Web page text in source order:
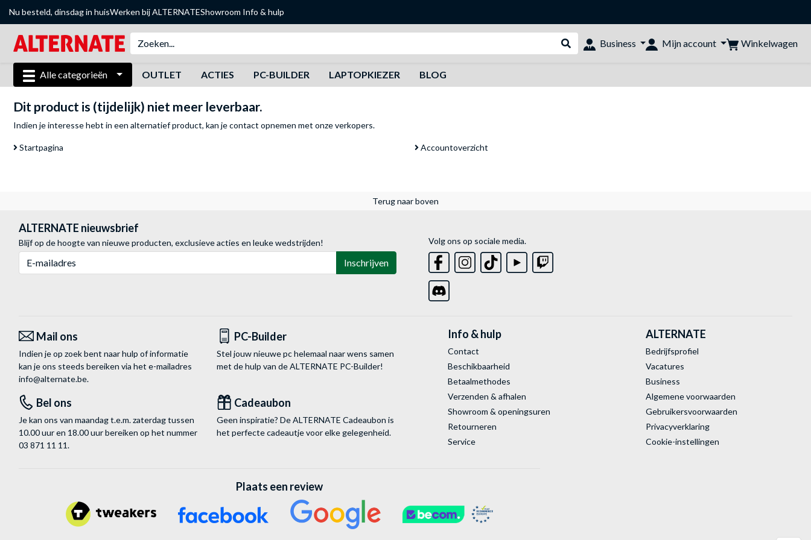
Nu besteld, dinsdag in huisWerken bij ALTERNATEShowroom Info & hulp
Webshop doorzoeken
Business Mijn account Winkelwagen
Alle categorieën OUTLET ACTIES PC-BUILDER LAPTOPKIEZER BLOG
Dit product is (tijdelijk) niet meer leverbaar.
Indien je interesse hebt in een alternatief product, kan jecontact opnemen met onze verkopers.
Startpagina Accountoverzicht
Terug naar boven
ALTERNATE nieuwsbrief
Blijf op de hoogte van nieuwe producten, exclusieve acties en leuke wedstrijden!
Inschrijven
Volg ons op sociale media.
Mail ons
Indien je op zoek bent naar hulp of informatie
kan je ons steeds bereiken via het e-mailadres
info@alternate.be.
PC-Builder
Stel jouw nieuwe pc helemaal naar wens samen
met de hulp van de ALTERNATE PC-Builder!
Bel ons
Je kan ons van maandag t.e.m. zaterdag tussen
10.00 uur en 18.00 uur bereiken op het nummer
03 871 11 11.
Cadeaubon
Geen inspiratie? De ALTERNATE Cadeaubon is
het perfecte cadeautje voor elke gelegenheid.
Info & hulp
Contact
Beschikbaarheid
Betaalmethodes
Verzenden & afhalen
Showroom & openingsuren
Retourneren
Service
ALTERNATE
Bedrijfsprofiel
Vacatures
Business
Algemene voorwaarden
Gebruikersvoorwaarden
Privacyverklaring
Cookie-instellingen
Plaats een review